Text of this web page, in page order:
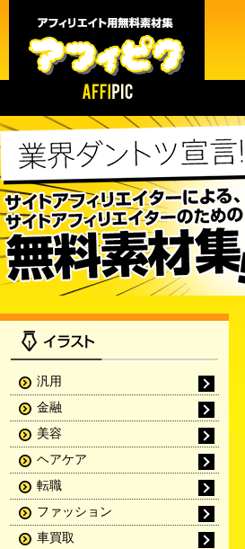
汎用
金融
美容
ヘアケア
転職
ファッション
車買取